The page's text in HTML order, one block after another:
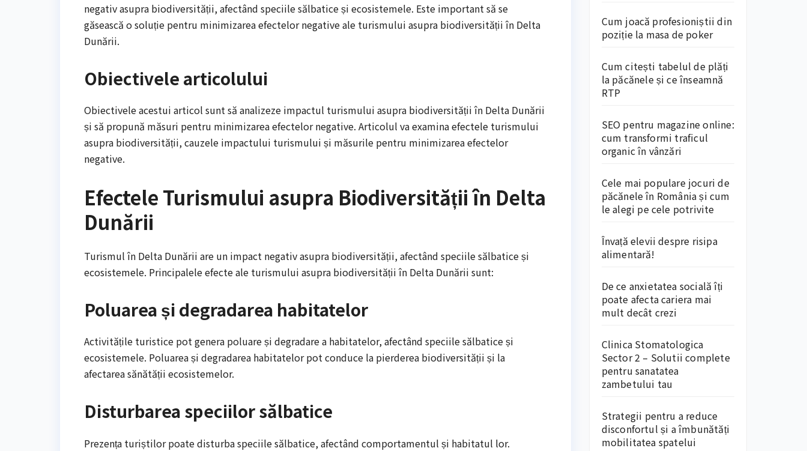
negativ asupra biodiversității, afectând speciile sălbatice și ecosistemele. Este important să se
găsească o soluție pentru minimizarea efectelor negative ale turismului asupra biodiversității în Delta
Dunării.
Obiectivele articolului
Obiectivele acestui articol sunt să analizeze impactul turismului asupra biodiversității în Delta Dunării
și să propună măsuri pentru minimizarea efectelor negative. Articolul va examina efectele turismului
asupra biodiversității, cauzele impactului turismului și măsurile pentru minimizarea efectelor
negative.
Efectele Turismului asupra Biodiversității în Delta
Dunării
Turismul în Delta Dunării are un impact negativ asupra biodiversității, afectând speciile sălbatice și
ecosistemele. Principalele efecte ale turismului asupra biodiversității în Delta Dunării sunt:
Poluarea și degradarea habitatelor
Activitățile turistice pot genera poluare și degradare a habitatelor, afectând speciile sălbatice și
ecosistemele. Poluarea și degradarea habitatelor pot conduce la pierderea biodiversității și la
afectarea sănătății ecosistemelor.
Disturbarea speciilor sălbatice
Prezența turiștilor poate disturba speciile sălbatice, afectând comportamentul și habitatul lor.
Cum joacă profesioniștii din
poziție la masa de poker
Cum citești tabelul de plăți
la păcănele și ce înseamnă
RTP
SEO pentru magazine online:
cum transformi traficul
organic în vânzări
Cele mai populare jocuri de
păcănele în România și cum
le alegi pe cele potrivite
Învață elevii despre risipa
alimentară!
De ce anxietatea socială îți
poate afecta cariera mai
mult decât crezi
Clinica Stomatologica
Sector 2 – Solutii complete
pentru sanatatea
zambetului tau
Strategii pentru a reduce
disconfortul și a îmbunătăți
mobilitatea spatelui